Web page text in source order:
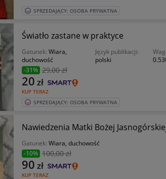
SPRZEDAJĄCY: OSOBA PRYWATNA
Światło zastane w praktyce
Gatunek: Wiara,
duchowość
Język publikacji:
polski
-31% 29,00 zł
KUP TERAZ
20 zł
SPRZEDAJĄCY: OSOBA PRYWATNA
Nawiedzenia Matki Bożej
Gatunek: Wiara, duchowość
-10% 100,00 zł
KUP TERAZ
90 zł